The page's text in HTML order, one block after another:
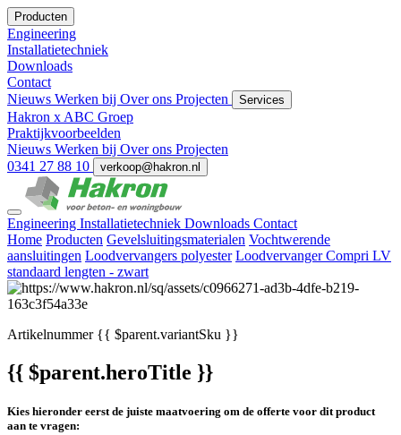
Producten
Engineering
Installatietechniek
Downloads
Contact
Nieuws Werken bij Over ons Projecten Services
Hakron x ABC Groep
Praktijkvoorbeelden
Nieuws Werken bij Over ons Projecten
0341 27 88 10
verkoop@hakron.nl
Engineering Installatietechniek Downloads Contact
Home Producten Gevelsluitingsmaterialen Vochtwerende
aansluitingen Loodvervangers polyester Loodvervanger Compri LV
standaard lengten - zwart
Artikelnummer{{ $parent.variantSku }}
{{ $parent.heroTitle }}
Kies hieronder eerst de juiste maatvoering om de offerte voor dit product
aan te vragen: